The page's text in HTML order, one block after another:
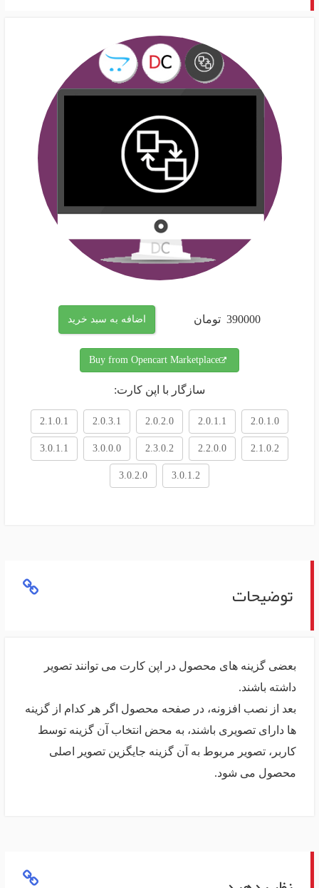
390000 تومان اضافه به سبد خرید
Buy from Opencart Marketplace
سازگار با اپن کارت:
2.0.1.0
2.0.1.1
2.0.2.0
2.0.3.1
2.1.0.1
2.1.0.2
2.2.0.0
2.3.0.2
3.0.0.0
3.0.1.1
3.0.1.2
3.0.2.0
توضیحات
بعضی گزینه های محصول در اپن کارت می توانند تصویر
داشته باشند.
بعد از نصب افزونه، در صفحه محصول اگر هر کدام از گزینه
ها دارای تصویری باشند، به محض انتخاب آن گزینه توسط
کاربر، تصویر مربوط به آن گزینه جایگزین تصویر اصلی
محصول می شود.